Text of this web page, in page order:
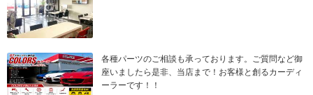
各種パーツのご相談も承っております。ご質問など御
座いましたら是非、当店まで！お客様と創るカーディ
ーラーです！！